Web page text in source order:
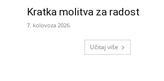
Kratka molitva za radost
7. kolovoza 2026.
Učitaj više